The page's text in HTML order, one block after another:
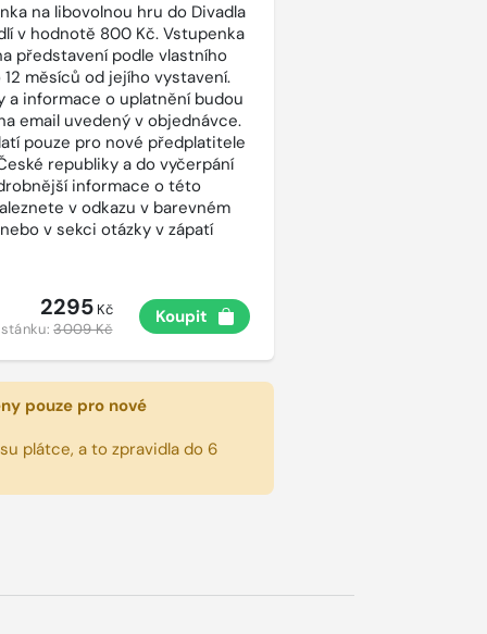
na libovolnou hru do Divadla
v hodnotě 800 Kč. Vstupenka
představení podle vlastního
měsíců od jejího vystavení.
a informace o uplatnění budou
email uvedený v objednávce.
pouze pro nové předplatitele
republiky a do vyčerpání
informace o této
v odkazu v barevném
v sekci otázky v zápatí
2295Kč
stánku:3009 Kč
Koupit
pouze pro nové
plátce, a to zpravidla do 6